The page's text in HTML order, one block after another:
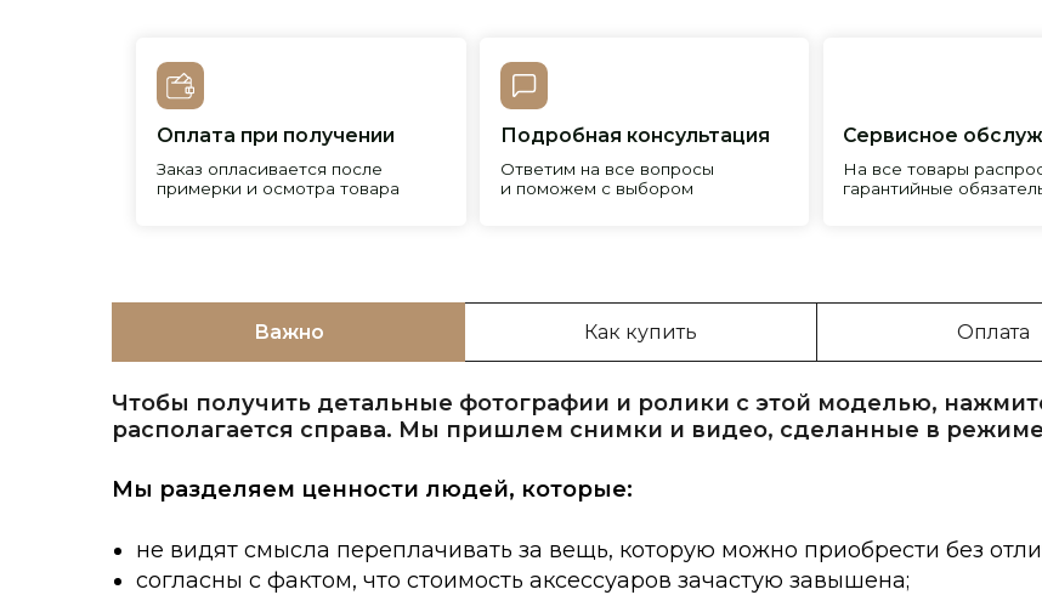
Важно Как купить Оплата
Чтобы получить детальные фотографии и ролики с этой моделью,
располагается справа. Мы пришлем снимки и видео, сделанные в
Мы разделяем ценности людей, которые:
не видят смысла переплачивать за вещь, которую можно приобрести без
согласны с фактом, что стоимость аксессуаров зачастую завышена;